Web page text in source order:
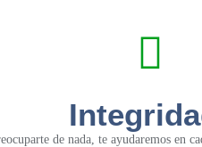
de nada, te ayudaremos en